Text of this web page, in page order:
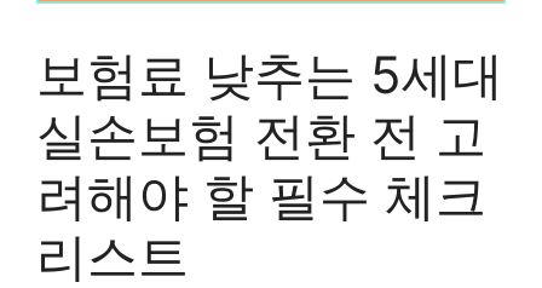
보험료 낮추는 5세대
실손보험 전환 전 고
려해야 할 필수 체크
리스트